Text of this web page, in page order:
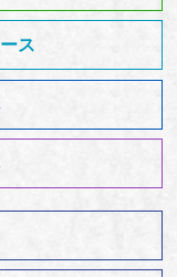
ス